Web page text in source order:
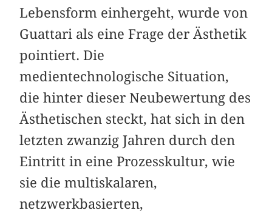
Lebensform einhergeht, wurde von
Guattari als eine Frage der Ästhetik
pointiert. Die
medientechnologische Situation,
die hinter dieser Neubewertung des
Ästhetischen steckt, hat sich in den
letzten zwanzig Jahren durch den
Eintritt in eine Prozesskultur, wie
sie die multiskalaren,
netzwerkbasierten,